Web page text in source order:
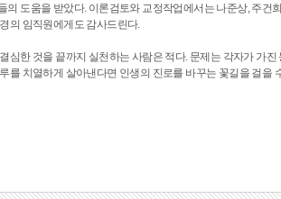
의 도움을 받았다. 이론검토와 교정작업에서는 나준상, 주
의 임직원에게도 감사드린다.
심한 것을 끝까지 실천하는 사람은 적다. 문제는 각자가 가
를 치열하게 살아낸다면 인생의 진로를 바꾸는 꽃길을 걸